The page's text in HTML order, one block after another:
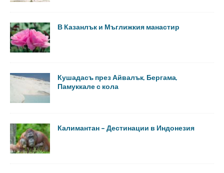
В Казанлък и Мъглижкия манастир
Кушадасъ през Айвалък, Бергама,
Памуккале с кола
Калимантан – Дестинации в Индонезия